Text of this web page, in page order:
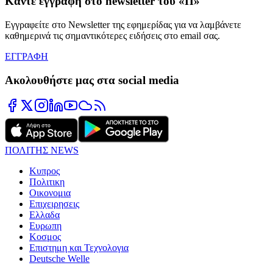
Εγγραφείτε στο Newsletter της εφημερίδας για να λαμβάνετε
καθημερινά τις σημαντικότερες ειδήσεις στο email σας.
ΕΓΓΡΑΦΗ
Ακολουθήστε μας στα social media
ΠΟΛΙΤΗΣ NEWS
Κυπρος
Πολιτικη
Οικονομια
Επιχειρησεις
Ελλαδα
Ευρωπη
Κοσμος
Επιστημη και Τεχνολογια
Deutsche Welle